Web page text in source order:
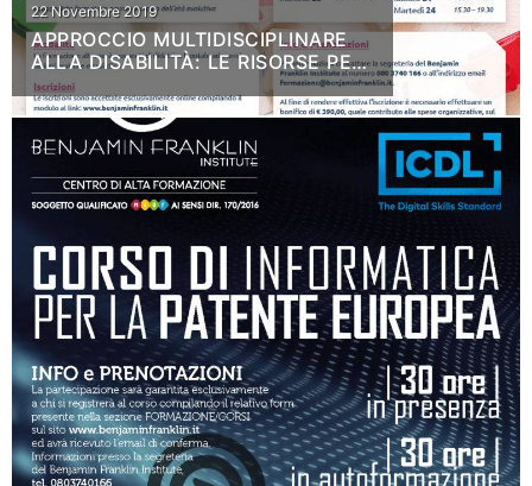
22 Novembre 2019
APPROCCIO MULTIDISCIPLINARE
ALLA DISABILITÀ: LE RISORSE PER
L’INCLUSIONE